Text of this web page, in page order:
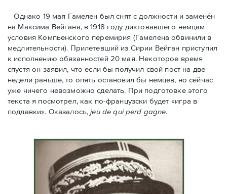
Однако 19 мая Гамелен был снят с должности и заменён
на Максима Вейгана, в 1918 году диктовавшего немцам
условия Компьенского перемирия (Гамелена обвинили в
медлительности). Прилетевший из Сирии Вейган приступил
к исполнению обязанностей 20 мая. Hекоторое время
спустя oн заявил, что если бы получил свой пост на две
недели раньше, то опять остановил бы немцев, но сейчас
уже ничего невозможно сделать. При подготовке этого
текста я посмотрел, как по-французски будет «игра в
поддавки». Оказалось,jeu de qui perd gagne.